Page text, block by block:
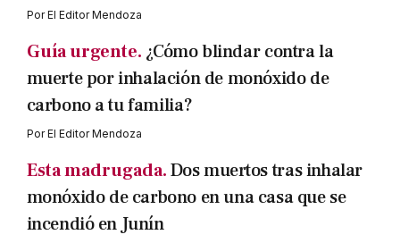
PorEl Editor Mendoza
Guía urgente. ¿Cómo blindar contra la
muerte por inhalación de monóxido de
carbono a tu familia?
PorEl Editor Mendoza
Esta madrugada.Dos muertos tras inhalar
monóxido de carbono en una casa que se
incendió en Junín